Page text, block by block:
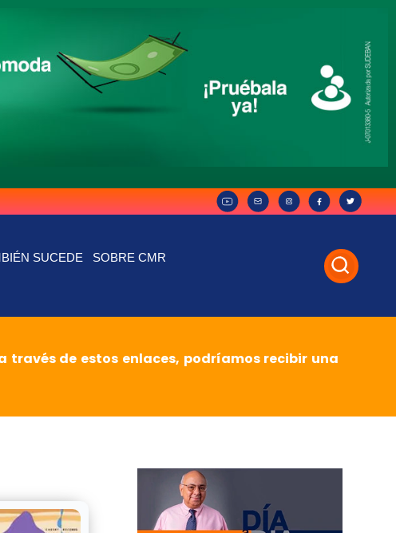
SUCEDE SOBRE CMR
través de estos enlaces, podríamos recibir una